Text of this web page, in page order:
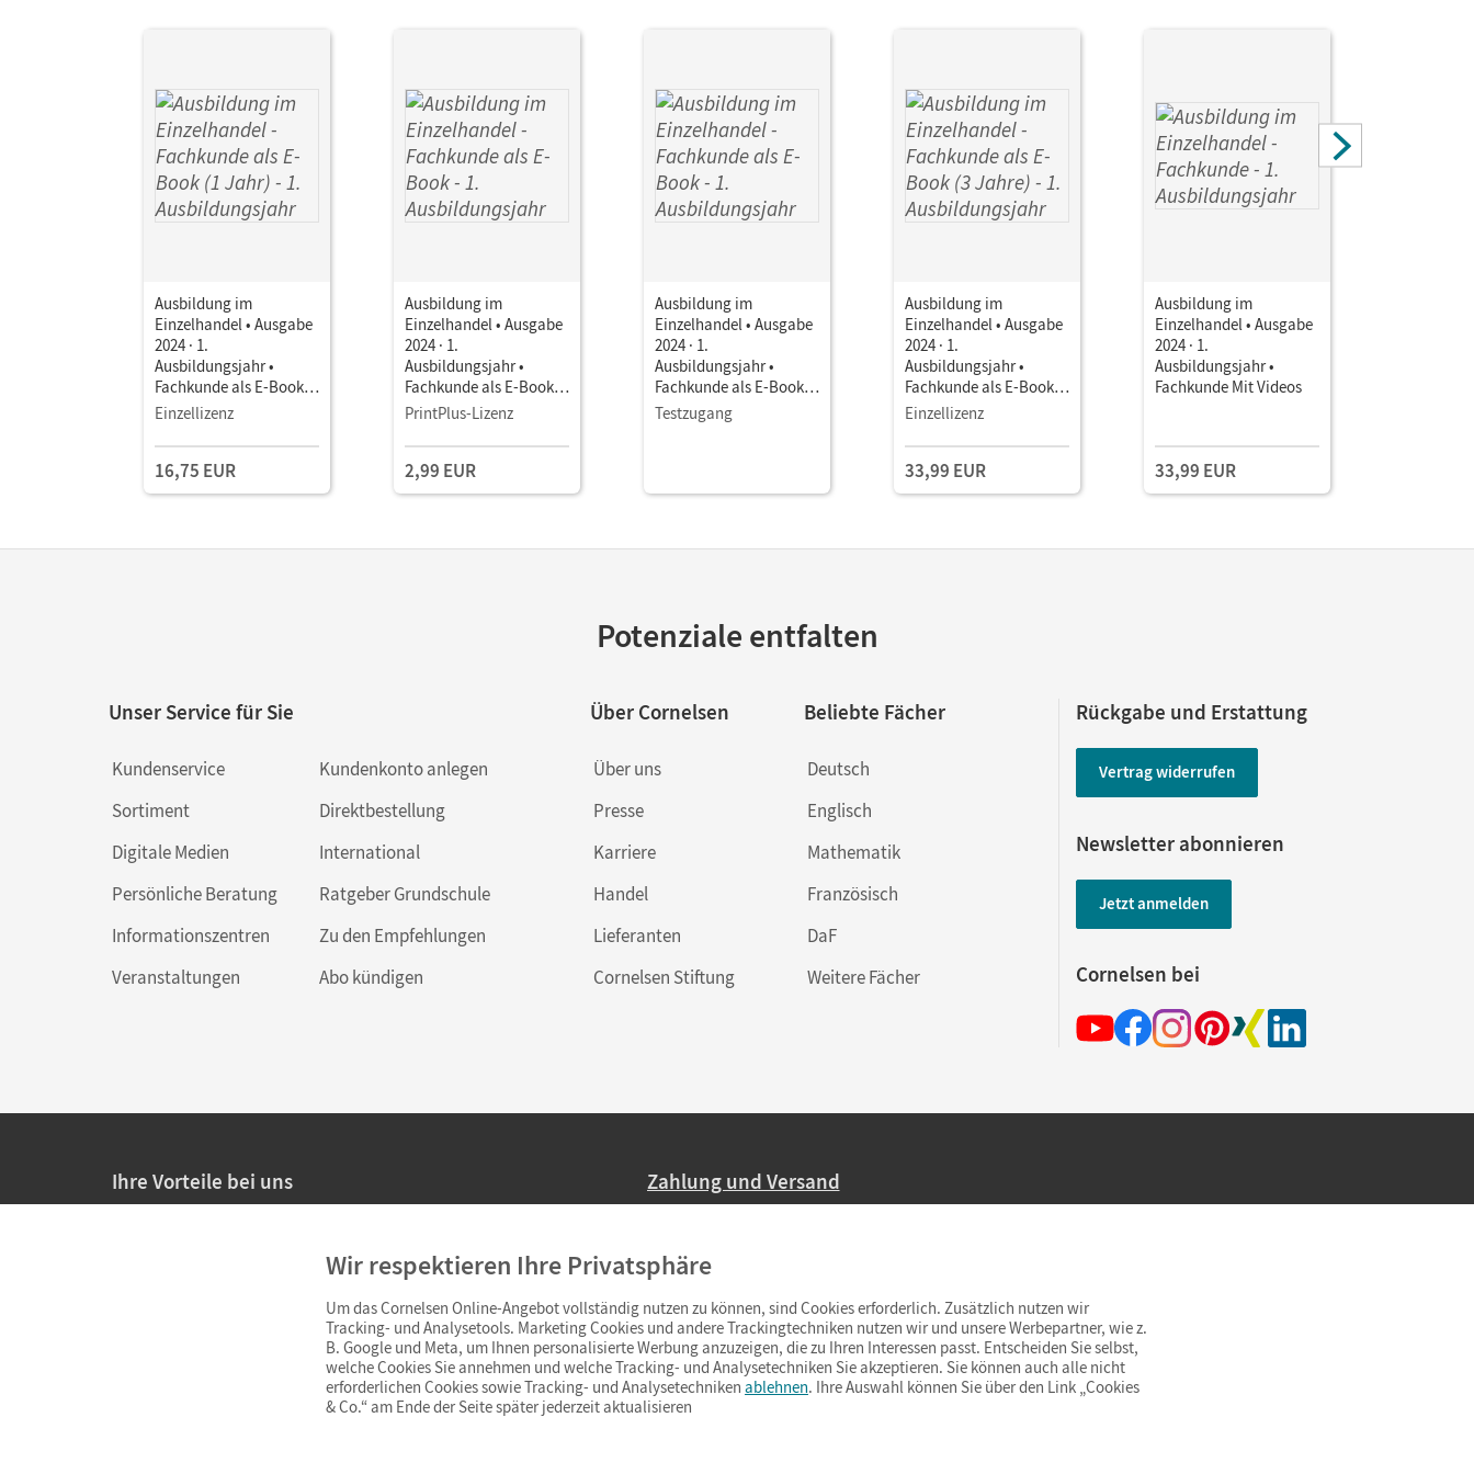
Ausbildung im
Einzelhandel • Ausgabe
2024 · 1.
Ausbildungsjahr •
Fachkunde als E-Book
(1 Jahr) Mit Medien
Einzellizenz
16,75 EUR
Ausbildung im
Einzelhandel • Ausgabe
2024 · 1.
Ausbildungsjahr •
Fachkunde als E-Book
Mit Medien
PrintPlus-Lizenz
2,99 EUR
Ausbildung im
Einzelhandel • Ausgabe
2024 · 1.
Ausbildungsjahr •
Fachkunde als E-Book
Mit Medien
Testzugang
Ausbildung im
Einzelhandel • Ausgabe
2024 · 1.
Ausbildungsjahr •
Fachkunde als E-Book
(3 Jahre) Mit Medien
Einzellizenz
33,99 EUR
Ausbildung im
Einzelhandel • Ausgabe
2024 · 1.
Ausbildungsjahr •
Fachkunde Mit Videos
33,99 EUR
Potenziale entfalten
Unser Service für Sie
Kundenservice
Sortiment
Digitale Medien
Persönliche Beratung
Informationszentren
Veranstaltungen
Kundenkonto anlegen
Direktbestellung
International
Ratgeber Grundschule
Zu den Empfehlungen
Abo kündigen
Über Cornelsen
Über uns
Presse
Karriere
Handel
Lieferanten
Cornelsen Stiftung
Beliebte Fächer
Deutsch
Englisch
Mathematik
Französisch
DaF
Weitere Fächer
Rückgabe und Erstattung
Vertrag widerrufen
Newsletter abonnieren
Jetzt anmelden
Cornelsen bei
Ihre Vorteile bei uns
Persönliche Angebote für Lehrkräfte
Sicheres Einkaufen mit SSL-Verschlüsselung
Widerrufsfristvon 4 Wochen
Schnelle und einfache Retourenabwicklung
Zahlung und Versand
Ab 59,– EUR Bestellwert liefern wir versandkostenfrei innerhalb Deutschlands
(Lieferung in 3–6 Tagen).
Wir respektieren Ihre Privatsphäre
Um das Cornelsen Online-Angebot vollständig nutzen zu können, sind Cookies erforderlich. Zusätzlich nutzen wir
Tracking- und Analysetools. Marketing Cookies und andere Trackingtechniken nutzen wir und unsere Werbepartner, wie z.
B. Google und Meta, um Ihnen personalisierte Werbung anzuzeigen, die zu Ihren Interessen passt. Entscheiden Sie selbst,
welche Cookies Sie annehmen und welche Tracking- und Analysetechniken Sie akzeptieren. Sie können auch alle nicht
erforderlichen Cookies sowie Tracking- und Analysetechniken ablehnen. Ihre Auswahl können Sie über den Link „Cookies
& Co.“ am Ende der Seite später jederzeit aktualisieren